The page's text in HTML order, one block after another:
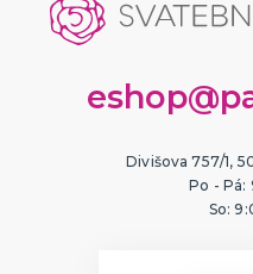
Divišova 757/1,
Po - Pá:
So: